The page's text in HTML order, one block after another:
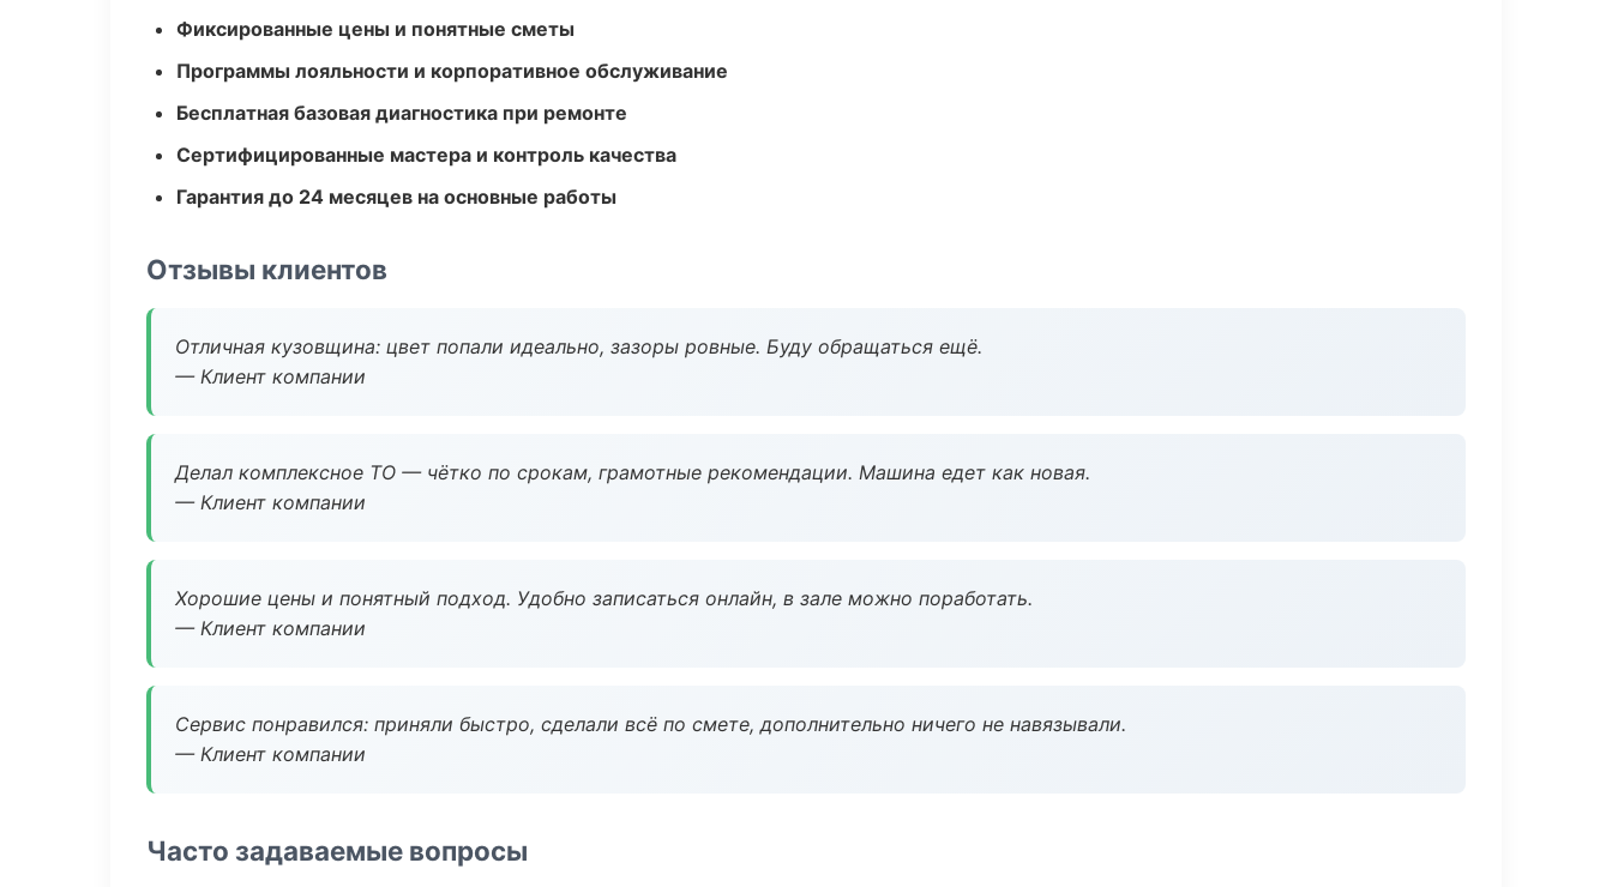
Фиксированные цены и понятные сметы
Программы лояльности и корпоративное обслуживание
Бесплатная базовая диагностика при ремонте
Сертифицированные мастера и контроль качества
Гарантия до 24 месяцев на основные работы
Отзывы клиентов
Отличная кузовщина: цвет попали идеально, зазоры ровные. Буду обращаться ещё.
— Клиент компании
Делал комплексное ТО — чётко по срокам, грамотные рекомендации. Машина едет как новая.
— Клиент компании
Хорошие цены и понятный подход. Удобно записаться онлайн, в зале можно поработать.
— Клиент компании
Сервис понравился: приняли быстро, сделали всё по смете, дополнительно ничего не навязывали.
— Клиент компании
Часто задаваемые вопросы